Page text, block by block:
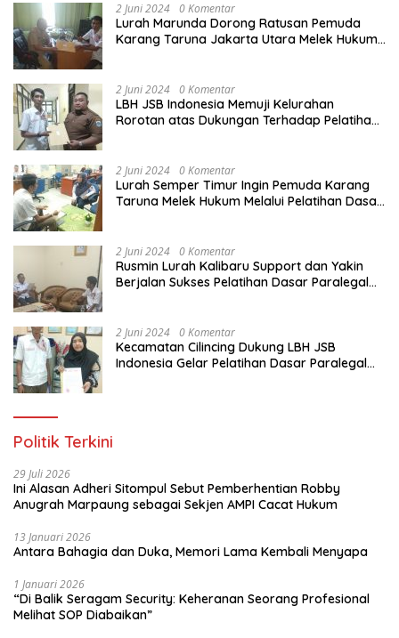
2 Juni 2024 0 Komentar
Lurah Marunda Dorong Ratusan Pemuda
Karang Taruna Jakarta Utara Melek Hukum
2 Juni 2024 0 Komentar
LBH JSB Indonesia Memuji Kelurahan
Rorotan atas Dukungan Terhadap Pelatihan
2 Juni 2024 0 Komentar
Lurah Semper Timur Ingin Pemuda Karang
Taruna Melek Hukum Melalui Pelatihan Dasar
2 Juni 2024 0 Komentar
Rusmin Lurah Kalibaru Support dan Yakin
Berjalan Sukses Pelatihan Dasar Paralegal
2 Juni 2024 0 Komentar
Kecamatan Cilincing Dukung LBH JSB
Indonesia Gelar Pelatihan Dasar Paralegal
Politik Terkini
29 Juli 2026
Ini Alasan Adheri Sitompul Sebut Pemberhentian Robby
Anugrah Marpaung sebagai Sekjen AMPI Cacat Hukum
13 Januari 2026
Antara Bahagia dan Duka, Memori Lama Kembali Menyapa
1 Januari 2026
“Di Balik Seragam Security: Keheranan Seorang Profesional
Melihat SOP Diabaikan”